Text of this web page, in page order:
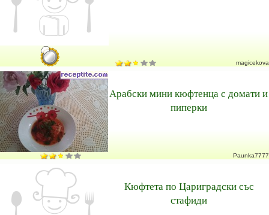
magicekova
Арабски мини кюфтенца с домати и
пиперки
Paunka7777
Кюфтета по Цариградски със
стафиди